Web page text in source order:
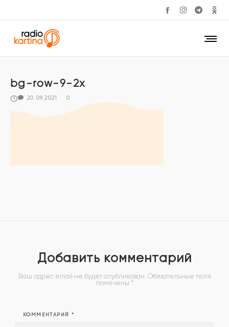
bg-row-9-2x
20.09.2021 0
Добавить комментарий
Ваш адрес email не будет опубликован. Обязательные поля
помечены *
КОММЕНТАРИЙ *